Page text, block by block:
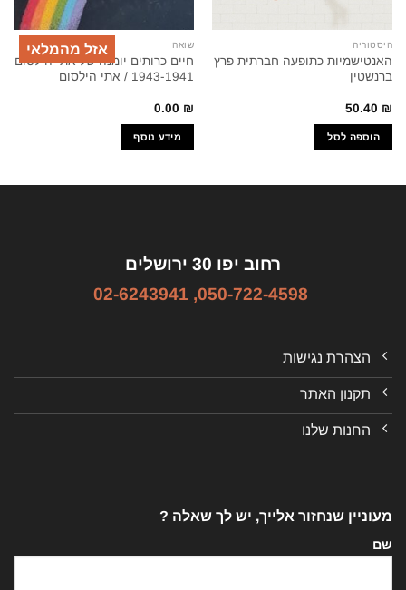
היסטוריה
האנטישמיות כתופעה חברתית פרץ
ברנשטין
50.40 ₪
הוספה לסל
אזל מהמלאי שואה
חיים כרותים יומנה של אתי הילסום
1943-1941 / אתי הילסום
0.00 ₪
מידע נוסף
רחוב יפו 30 ירושלים
050-722-4598
,
02-6243941
הצהרת נגישות
תקנון האתר
החנות שלנו
מעוניין שנחזור אלייך, יש לך שאלה ?
שם